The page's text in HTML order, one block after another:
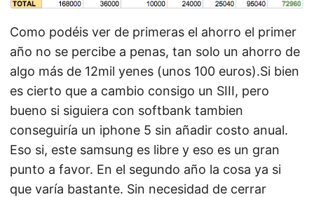
Como podéis ver de primeras el ahorro el primer
año no se percibe a penas, tan solo un ahorro de
algo más de 12mil yenes (unos 100 euros).Si bien
es cierto que a cambio consigo un SIII, pero
bueno si siguiera con softbank tambien
conseguiría un iphone 5 sin añadir costo anual.
Eso si, este samsung es libre y eso es un gran
punto a favor. En el segundo año la cosa ya si
que varía bastante. Sin necesidad de cerrar